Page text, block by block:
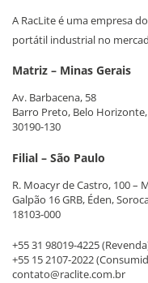
A RacLite é uma empresa
portátil industrial no
Matriz – Minas Gerais
Av. Barbacena, 58
Barro Preto, Belo
30190-130
Filial – São Paulo
R. Moacyr de Castro, 100
Galpão 16 GRB, Éden,
18103-000
+55 31 98019-4225
+55 15 2107-2022
contato@raclite.com.br